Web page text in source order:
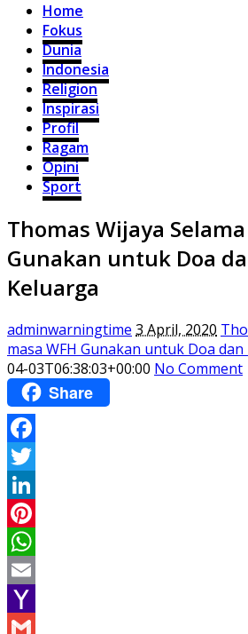
Home
Fokus
Dunia
Indonesia
Religion
Inspirasi
Profil
Ragam
Opini
Sport
Thomas Wijaya
Gunakan untuk Doa
Keluarga
adminwarningtime 3 April, 2020
masa WFH Gunakan untuk Doa
04-03T06:38:03+00:00 No Comment
Share
Facebook
Twitter
LinkedIn
Pinterest
WhatsApp
Email
Yahoo